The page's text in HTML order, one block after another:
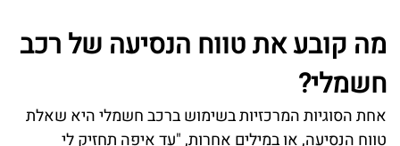
מה קובע את טווח הנסיעה של רכב
חשמלי?
אחת הסוגיות המרכזיות בשימוש ברכב חשמלי היא שאלת
טווח הנסיעה, או במילים אחרות, "עד איפה תחזיק לי